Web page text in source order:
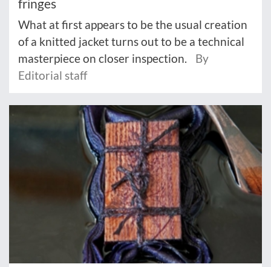
fringes
What at first appears to be the usual creation
of a knitted jacket turns out to be a technical
masterpiece on closer inspection.
By
Editorial staff